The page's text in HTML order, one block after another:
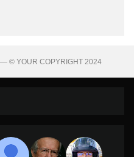
y la tradición
© YOUR COPYRIGHT 2024